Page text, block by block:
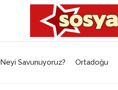
Neyi Savunuyoruz? Ortadoğu